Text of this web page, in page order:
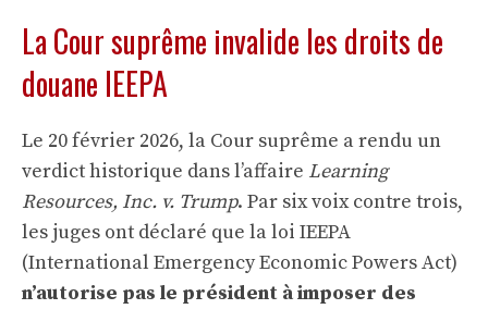
La Cour suprême invalide les droits de
douane IEEPA
Le 20 février 2026, la Cour suprême a rendu un
verdict historique dans l’affaire Learning
Resources, Inc. v. Trump. Par six voix contre trois,
les juges ont déclaré que la loi IEEPA
(International Emergency Economic Powers Act)
n’autorise pas le président à imposer des